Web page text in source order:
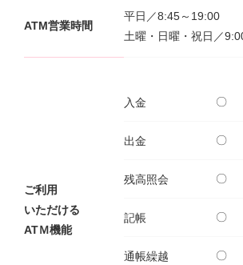
法人のお客さま
たいこうオフィスe-バンキング
ATM営業時間
平日／8:45～19:00
土曜・日曜・祝日／
ご利用
いただける
ATＭ機能
入金 〇
出金 〇
残高照会 〇
記帳 〇
通帳繰越 〇